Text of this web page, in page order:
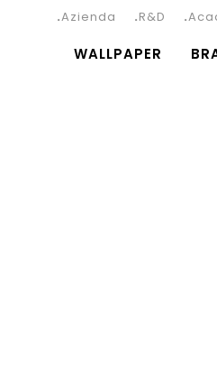
Azienda R&D
WALLPAPER